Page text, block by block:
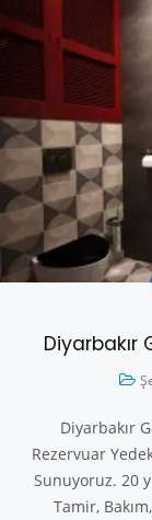
Diyarbakır
Diyarbakır
Rezervuar
Sunuyoruz. 20
Tamir,